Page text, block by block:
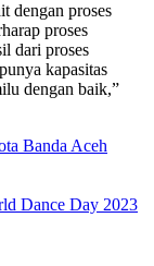
dengan proses
proses
dari proses
kapasitas
dengan baik,”
Banda Aceh
Dance Day 2023